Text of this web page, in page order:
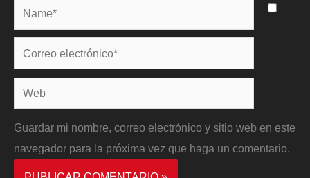
Name*
Correo
electrónico*
Web
Guardar mi nombre, correo electrónico y sitio web en este
navegador para la próxima vez que haga un comentario.